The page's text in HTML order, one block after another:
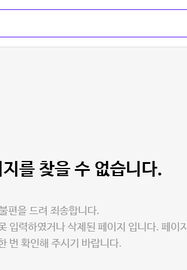
를 찾을 수 없습니다.
편을 드려 죄송합니다.
입력하였거나 삭제된 페이지 입니다. 페이지
번 확인해 주시기 바랍니다.